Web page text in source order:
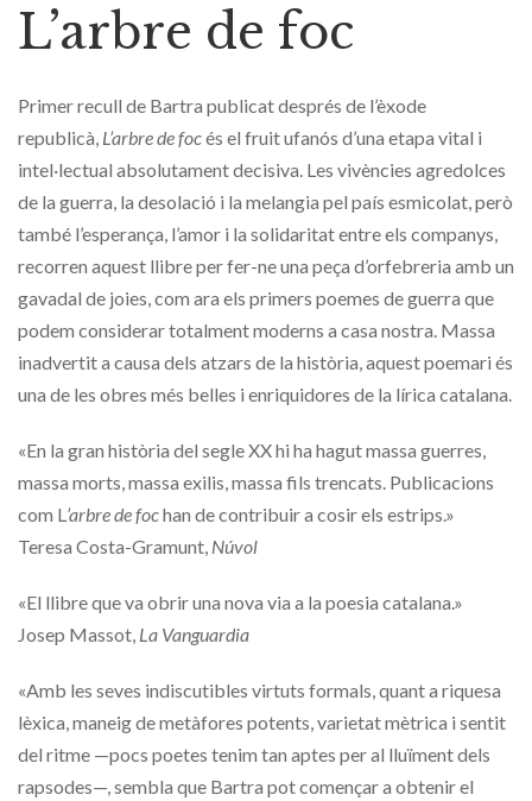
L’arbre de foc
Primer recull de Bartra publicat després de l’èxode
republicà, L’arbre de focés el fruit ufanós d’una etapa vital i
intel·lectual absolutament decisiva. Les vivències agredolces
de la guerra, la desolació i la melangia pel país esmicolat, però
també l’esperança, l’amor i la solidaritat entre els companys,
recorren aquest llibre per fer-ne una peça d’orfebreria amb un
gavadal de joies, com ara els primers poemes de guerra que
podem considerar totalment moderns a casa nostra. Massa
inadvertit a causa dels atzars de la història, aquest poemari és
una de les obres més belles i enriquidores de la lírica catalana.
«En la gran història del segle XX hi ha hagut massa guerres,
massa morts, massa exilis, massa fils trencats. Publicacions
com L ’arbre de fochan de contribuir a cosir els estrips.»
Teresa Costa-Gramunt, Núvol
«El llibre que va obrir una nova via a la poesia catalana.»
Josep Massot, La Vanguardia
«Amb les seves indiscutibles virtuts formals, quant a riquesa
lèxica, maneig de metàfores potents, varietat mètrica i sentit
del ritme —pocs poetes tenim tan aptes per al lluïment dels
rapsodes—, sembla que Bartra pot començar a obtenir el